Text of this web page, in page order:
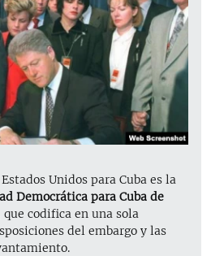
Unidos para Cuba es la
Democrática para Cuba de
que codifica en una sola
del embargo y las